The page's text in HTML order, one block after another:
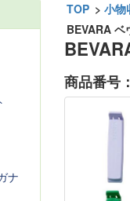
TOP > 小物
BEVARA ベ
商品番号：
ナ